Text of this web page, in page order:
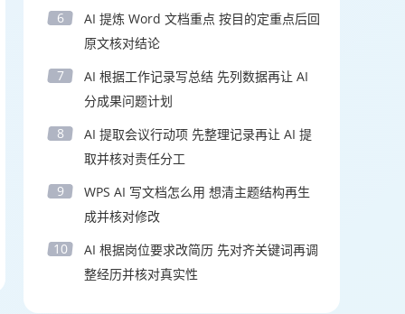
6
AI 提炼 Word 文档重点 按目的定重点后回
原文核对结论
7
AI 根据工作记录写总结 先列数据再让 AI
分成果问题计划
8
AI 提取会议行动项 先整理记录再让 AI 提
取并核对责任分工
9
WPS AI 写文档怎么用 想清主题结构再生
成并核对修改
10
AI 根据岗位要求改简历 先对齐关键词再调
整经历并核对真实性